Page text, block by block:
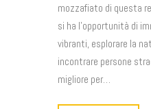
mozzafiato di questa
si ha l’opportunità di
vibranti, esplorare la
incontrare persone
migliore per…